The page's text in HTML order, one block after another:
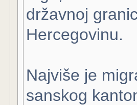
državnoj
Hercegovinu.
Najviše je
sanskog